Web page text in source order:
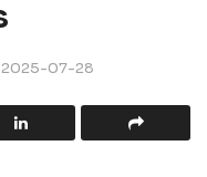
2025-07-28